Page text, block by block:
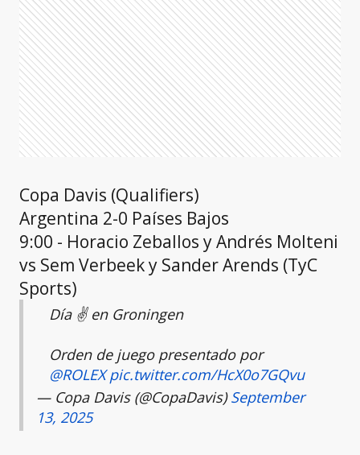
Copa Davis (Qualifiers)
Argentina 2-0 Países Bajos
9:00 - Horacio Zeballos y Andrés Molteni
vs Sem Verbeek y Sander Arends (TyC
Sports)
Día ✌️ en Groningen
Orden de juego presentado por
@ROLEX pic.twitter.com/HcX0o7GQvu
— Copa Davis (@CopaDavis)September
13, 2025